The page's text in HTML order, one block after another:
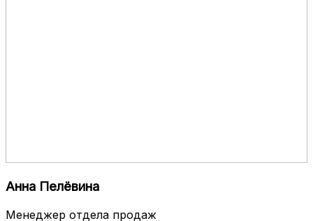
Анна Пелёвина
Менеджер отдела продаж